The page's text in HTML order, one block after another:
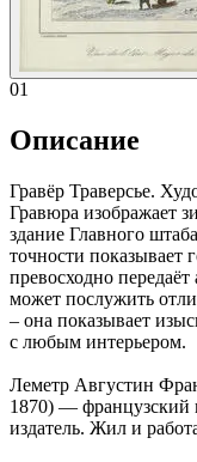
01
Описание
Гравёр Траверсье.
Гравюра изображает
здание Главного
точности показывает
превосходно
может послужить
– она показывает
с любым интерьером.
Леметр Августин
1870) — французский
издатель. Жил и